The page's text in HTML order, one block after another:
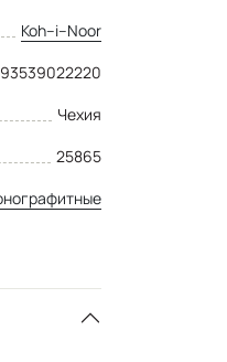
Koh–i–Noor
Чехия
25865